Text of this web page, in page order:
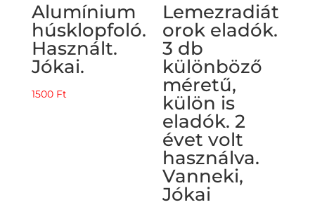
Alumínium
húsklopfoló.
Használt.
Jókai.
1500 Ft
Lemezradiát
orok eladók.
3 db
különböző
méretű,
külön is
eladók. 2
évet volt
használva.
Vanneki,
Jókai